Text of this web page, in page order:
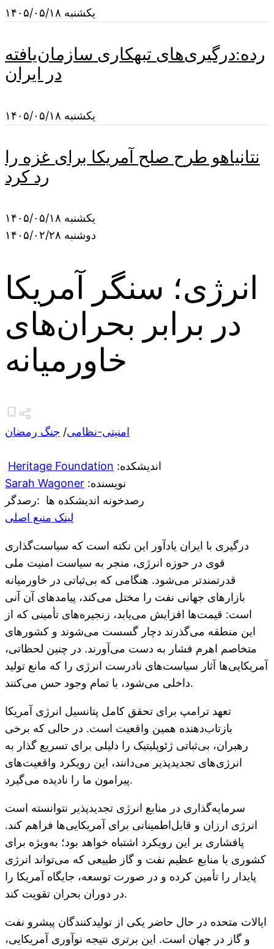
یکشنبه ۱۴۰۵/۰۵/۱۸
رده:درگیری‌های تبهکاری سازمان‌یافته
در ایران
یکشنبه ۱۴۰۵/۰۵/۱۸
نتانیاهو طرح صلح آمریکا برای غزه را
رد کرد
یکشنبه ۱۴۰۵/۰۵/۱۸
دوشنبه ۱۴۰۵/۰۲/۲۸
انرژی؛ سنگر آمریکا
در برابر بحران‌های
خاورمیانه
امنیتی-نظامی/ جنگ رمضان
Heritage Foundation :اندیشکده
Sarah Wagoner :نویسنده
رصدخونه اندیشکده ها :رصدگر
لینک منبع اصلی
درگیری با ایران یادآور این نکته است که سیاست‌گذاری
قوی در حوزه انرژی، منجر به سیاست امنیت ملی
قدرتمندتر می‌شود. هنگامی که بی‌ثباتی در خاورمیانه
بازارهای جهانی نفت را مختل می‌کند، پیامدهای آن آنی
است: قیمت‌ها افزایش می‌یابد، زنجیره‌های تأمینی که از
این منطقه می‌گذرند دچار گسست می‌شوند و کشورهای
متخاصم اهرم فشار به دست می‌آورند. در چنین لحظاتی،
آمریکایی‌ها آثار سیاست‌های نادرست انرژی را که مانع تولید
داخلی می‌شود، با تمام وجود حس می‌کنند.
تعهد ترامپ برای تحقق کامل پتانسیل انرژی آمریکا
بازتاب‌دهنده همین واقعیت است. در حالی که برخی
رهبران، بی‌ثباتی ژئوپلیتیک را دلیلی برای تسریع گذار به
انرژی‌های تجدیدپذیر می‌دانند، این رویکرد واقعیت‌های
پیرامون ما را نادیده می‌گیرد.
سرمایه‌گذاری در منابع انرژی تجدیدپذیر نتوانسته است
انرژی ارزان و قابل‌اطمینانی برای آمریکایی‌ها فراهم کند.
پافشاری بر این رویکرد اشتباه خواهد بود؛ به‌ویژه برای
کشوری با منابع عظیم نفت و گاز طبیعی که می‌تواند انرژی
پایدار را تأمین کرده و در صورت توسعه، جایگاه آمریکا را
در دوران بحران تقویت کند.
ایالات متحده در حال حاضر یکی از تولیدکنندگان پیشرو نفت
و گاز در جهان است. این برتری نتیجه نوآوری آمریکایی،